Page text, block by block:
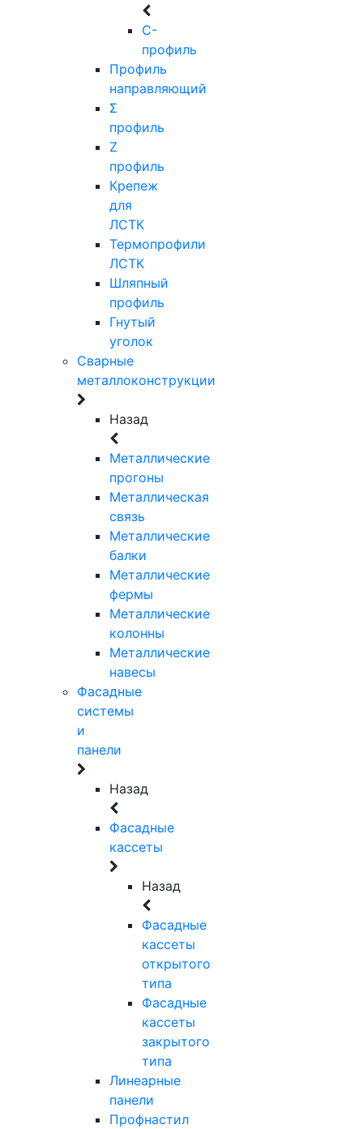
C-
профиль
Профиль
направляющий
Σ
профиль
Z
профиль
Крепеж
для
ЛСТК
Термопрофили
ЛСТК
Шляпный
профиль
Гнутый
уголок
Сварные
металлоконструкции
Назад
Металлические
прогоны
Металлическая
связь
Металлические
балки
Металлические
фермы
Металлические
колонны
Металлические
навесы
Фасадные
системы
и
панели
Назад
Фасадные
кассеты
Назад
Фасадные
кассеты
открытого
типа
Фасадные
кассеты
закрытого
типа
Линеарные
панели
Профнастил